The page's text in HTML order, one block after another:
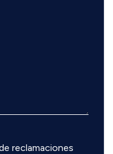
reclamaciones